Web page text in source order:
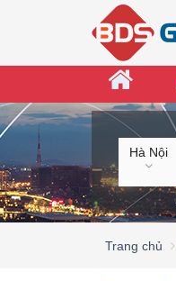
Hà Nội
Trang chủ